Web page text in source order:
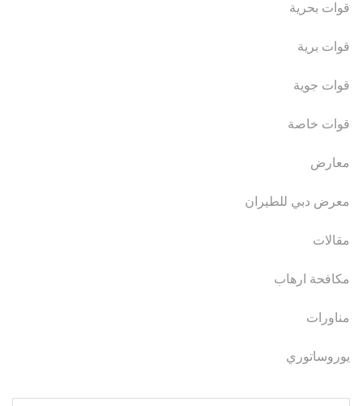
قوات بحرية
قوات برية
قوات جوية
قوات خاصة
معارض
معرض دبي للطيران
مقالات
مكافحة ارهاب
مناورات
يوروساتوري